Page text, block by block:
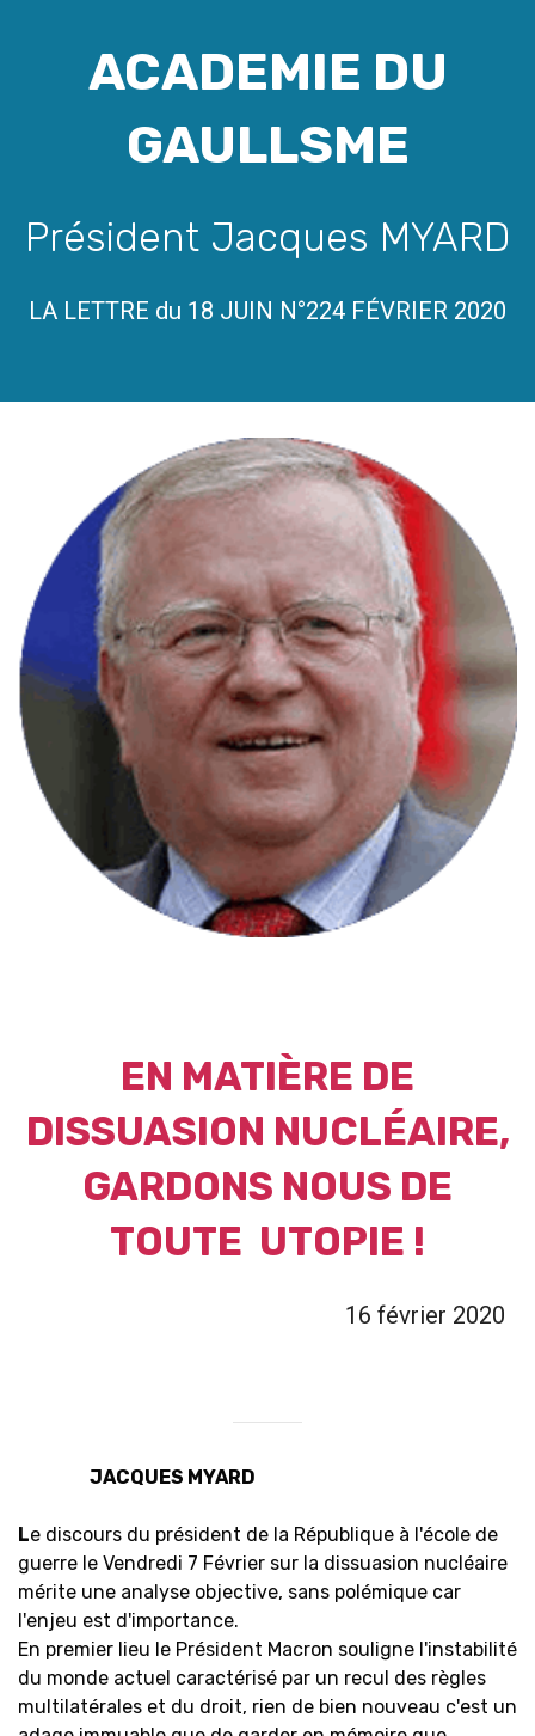
ACADEMIE DU
GAULLSME
Président Jacques MYARD
LA LETTRE du 18 JUIN N°224 FÉVRIER 2020
EN MATIÈRE DE
DISSUASION NUCLÉAIRE,
GARDONS NOUS DE
TOUTE UTOPIE !
16 février 2020
JACQUES MYARD
Le discours du président de la République à l'école de
guerre le Vendredi 7 Février sur la dissuasion nucléaire
mérite une analyse objective, sans polémique car
l'enjeu est d'importance.
En premier lieu le Président Macron souligne l'instabilité
du monde actuel caractérisé par un recul des règles
multilatérales et du droit, rien de bien nouveau c'est un